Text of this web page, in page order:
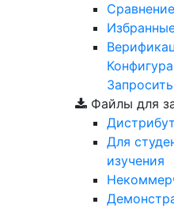
Файлы для
Для
изучения